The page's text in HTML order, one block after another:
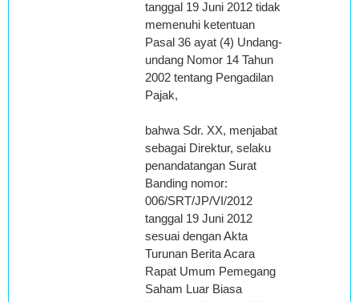
tanggal 19 Juni 2012 tidak
memenuhi ketentuan
Pasal 36 ayat (4) Undang-
undang Nomor 14 Tahun
2002 tentang Pengadilan
Pajak,
bahwa Sdr. XX, menjabat
sebagai Direktur, selaku
penandatangan Surat
Banding nomor:
006/SRT/JP/VI/2012
tanggal 19 Juni 2012
sesuai dengan Akta
Turunan Berita Acara
Rapat Umum Pemegang
Saham Luar Biasa